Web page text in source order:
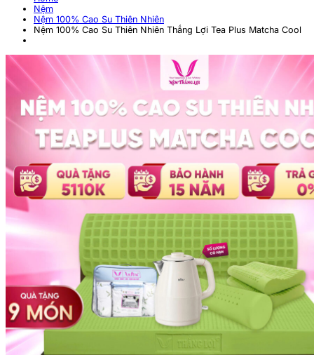
Nệm
Nệm 100% Cao Su Thiên Nhiên
Nệm 100% Cao Su Thiên Nhiên Thắng Lợi Tea Plus Matcha Cool